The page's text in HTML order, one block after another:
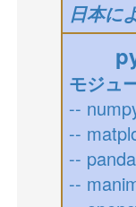
日本に
モジュ
--
--
--
--